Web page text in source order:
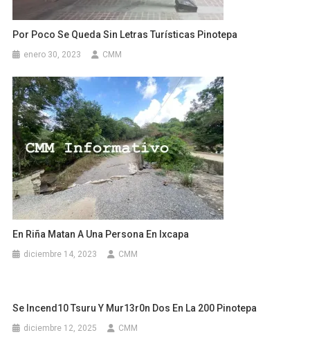
Por Poco Se Queda Sin Letras Turísticas Pinotepa
enero 30, 2023 CMM
En Riña Matan A Una Persona En Ixcapa
diciembre 14, 2023 CMM
Se Incend10 Tsuru Y Mur13r0n Dos En La 200 Pinotepa
diciembre 12, 2025 CMM